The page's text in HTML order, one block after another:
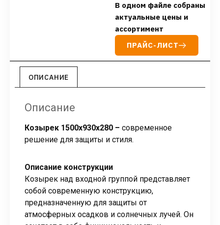
В одном файле собраны
актуальные цены и
ассортимент
ПРАЙС-ЛИСТ
ОПИСАНИЕ
Описание
Козырек 1500x930x280 – современное
решение для защиты и стиля.
Описание конструкции
Козырек над входной группой представляет
собой современную конструкцию,
предназначенную для защиты от
атмосферных осадков и солнечных лучей. Он